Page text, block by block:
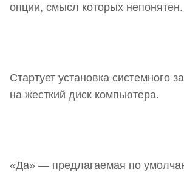
опции, смысл которых непонятен.
Стартует установка системного
на жесткий диск компьютера.
«Да» — предлагаемая по